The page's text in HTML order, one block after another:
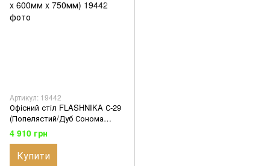
Артикул: 19442
Офісний стіл FLASHNIKA С-29
(Попелястий/Дуб Сонома
Трюфель) (1000мм x 600мм x
750мм)
4 910 грн
Купити